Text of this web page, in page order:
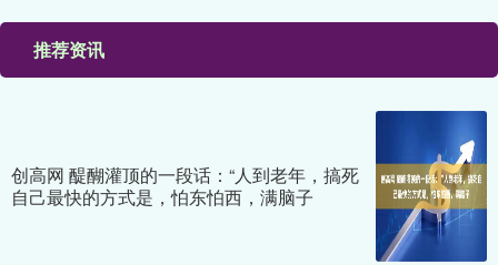
推荐资讯
创高网 醍醐灌顶的一段话：“人到老年，搞死
自己最快的方式是，怕东怕西，满脑子